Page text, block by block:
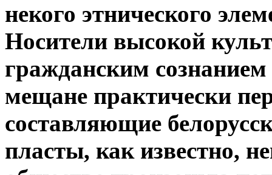
некого этнического
Носители высокой
гражданским
мещане практически
составляющие
пласты, как известно,